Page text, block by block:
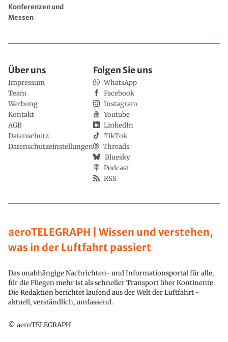
Konferenzen und
Messen
aeroTELEGRAPH | Wissen und verstehen,
was in der Luftfahrt passiert
Das unabhängige Nachrichten- und Informationsportal für alle,
für die Fliegen mehr ist als schneller Transport über Kontinente.
Die Redaktion berichtet laufend aus der Welt der Luftfahrt -
aktuell, verständlich, umfassend.
© aeroTELEGRAPH
Über uns
Impressum
Team
Werbung
Kontakt
AGB
Datenschutz
Datenschutzeinstellungen
Folgen Sie uns
WhatsApp
Facebook
Instagram
Youtube
LinkedIn
TikTok
Threads
Bluesky
Podcast
RSS